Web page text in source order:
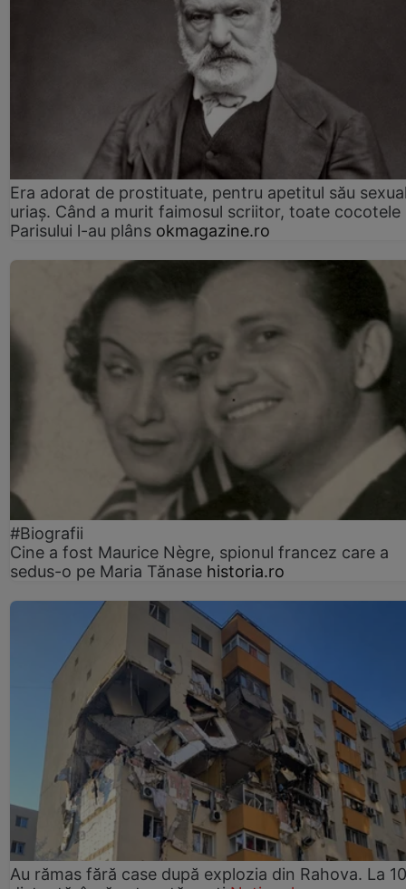
Era adorat de prostituate, pentru apetitul său
uriaș. Când a murit faimosul scriitor, toate cocotele
Parisului l-au plâns okmagazine.ro
#Biografii
Cine a fost Maurice Nègre, spionul francez care a
sedus-o pe Maria Tănase historia.ro
Au rămas fără case după explozia din Rahova. La